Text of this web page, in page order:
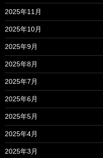
2025年11月
2025年10月
2025年9月
2025年8月
2025年7月
2025年6月
2025年5月
2025年4月
2025年3月